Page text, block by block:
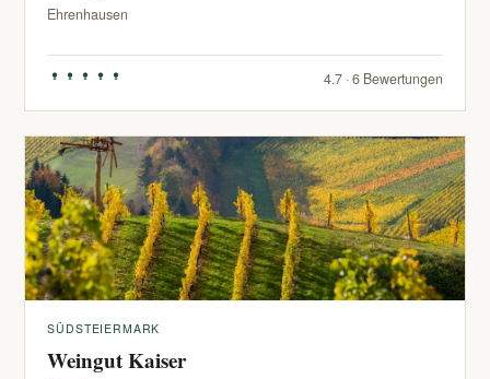
Ehrenhausen
4.7 · 6 Bewertungen
SÜDSTEIERMARK
Weingut Kaiser